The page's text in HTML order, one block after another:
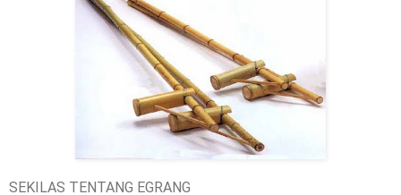
SEKILAS TENTANG EGRANG